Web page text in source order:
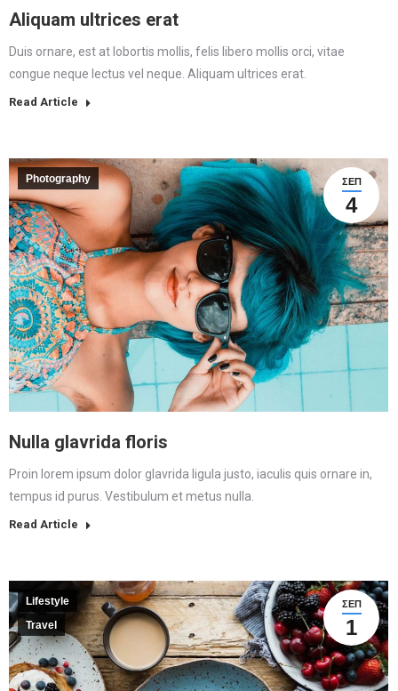
Aliquam ultrices erat
Duis ornare, est at lobortis mollis, felis libero mollis orci, vitae
congue neque lectus vel neque. Aliquam ultrices erat.
Read Article
ΣΕΠ
4
Photography
Nulla glavrida floris
Proin lorem ipsum dolor glavrida ligula justo, iaculis quis ornare in,
tempus id purus. Vestibulum et metus nulla.
Read Article
ΣΕΠ
1
Lifestyle
Travel